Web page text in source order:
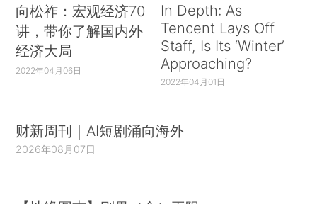
向松祚：宏观经济70
讲，带你了解国内外
经济大局
2022年04月06日
In Depth: As
Tencent Lays Off
Staff, Is Its ‘Winter’
Approaching?
2022年04月01日
财新周刊｜AI短剧涌向海外
2026年08月07日